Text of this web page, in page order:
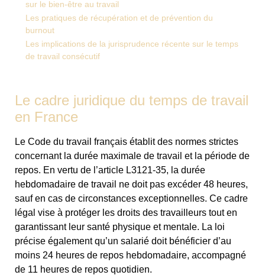
sur le bien-être au travail
Les pratiques de récupération et de prévention du
burnout
Les implications de la jurisprudence récente sur le temps
de travail consécutif
Le cadre juridique du temps de travail
en France
Le Code du travail français établit des normes strictes
concernant la durée maximale de travail et la période de
repos. En vertu de l’article L3121-35, la durée
hebdomadaire de travail ne doit pas excéder 48 heures,
sauf en cas de circonstances exceptionnelles. Ce cadre
légal vise à protéger les droits des travailleurs tout en
garantissant leur santé physique et mentale. La loi
précise également qu’un salarié doit bénéficier d’au
moins 24 heures de repos hebdomadaire, accompagné
de 11 heures de repos quotidien.